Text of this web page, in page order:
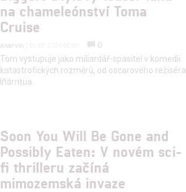
na chameleónství Toma
Cruise
Anarvin
0
Tom vystupuje jako miliardář-spasitel v komedii
katastrofických rozměrů, od oscarového režiséra
Iñárritua.
Soon You Will Be Gone and
Possibly Eaten: V novém sci-
fi thrilleru začíná
mimozemská invaze